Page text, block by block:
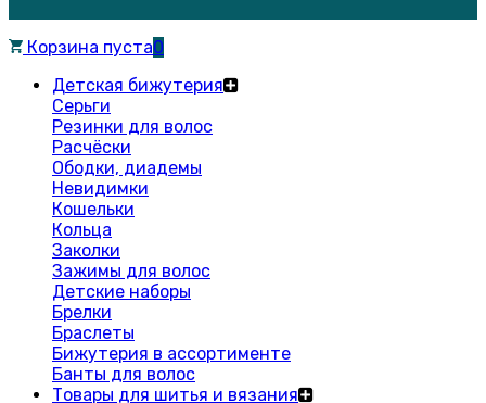
Корзина пуста0
Детская бижутерия
Серьги
Резинки для волос
Расчёски
Ободки, диадемы
Невидимки
Кошельки
Кольца
Заколки
Зажимы для волос
Детские наборы
Брелки
Браслеты
Бижутерия в ассортименте
Банты для волос
Товары для шитья и вязания